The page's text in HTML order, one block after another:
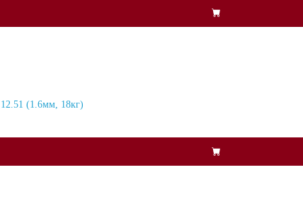
(1.6мм, 18кг)